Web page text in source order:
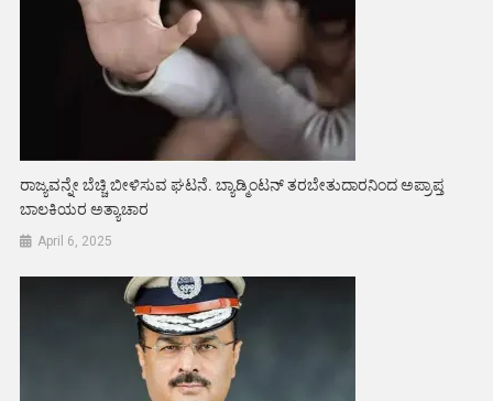
ರಾಜ್ಯವನ್ನೇ ಬೆಚ್ಚಿ ಬೀಳಿಸುವ ಘಟನೆ. ಬ್ಯಾಡ್ಮಿಂಟನ್ ತರಬೇತುದಾರನಿಂದ ಅಪ್ರಾಪ್ತ
ಬಾಲಕಿಯರ ಅತ್ಯಾಚಾರ
April 6, 2025